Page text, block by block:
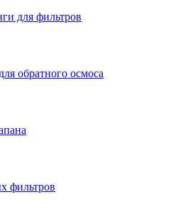
для фильтров
обратного осмоса
фильтров